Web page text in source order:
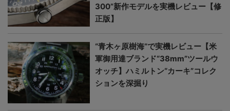
300”新作モデルを実機レビュー【修
正版】
“青木ヶ原樹海”で実機レビュー【米
軍御用達ブランド“38mm”ツールウ
オッチ】ハミルトン“カーキ”コレク
ションを深掘り